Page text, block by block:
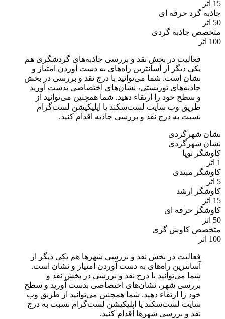
15 اثر
جاذبه گرد حرفه ای
50 اثر
متخصص جاذبه گردی
100 اثر
فعالیت در بخش نقد و بررسی جاذبه‌های گردشگری هم
یکی دیگر از آسانترین راه‌های به دست آوردن امتیاز و
نشان است. شما می‌توانید با درج نقد و بررسی در بخش
جاذبه‌های توریستی، نشان‌های اختصاصی بدست آورید
و سطح خود را ارتقاء دهید. شما همچنین می‌توانید از
طریق وب سایت لست‌سکند یا اپلیکیشن لست‌گرام
نسبت به درج نقد و بررسی جاذبه اقدام کنید.
نشان شهرگردی
نشان شهرگردی
کاوشگر نوپا
1 اثر
کاوشگر مبتدی
5 اثر
کاوشگر ارشد
15 اثر
کاوشگر حرفه ای
50 اثر
متخصص کاوش گری
100 اثر
فعالیت در بخش نقد و بررسی شهرها هم یکی دیگر از
آسانترین راه‌های به دست آوردن امتیاز و نشان است.
شما می‌توانید با درج نقد و بررسی در بخش نقد و
بررسی شهر، نشان‌های اختصاصی بدست آورید و سطح
خود را ارتقاء دهید. شما همچنین می‌توانید از طریق وب
سایت لست‌سکند یا اپلیکیشن لست‌گرام نسبت به درج
نقد و بررسی شهرها اقدام کنید.